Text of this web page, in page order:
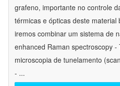
grafeno, importante no controle
térmicas e ópticas deste material
iremos combinar um sistema de
enhanced Raman spectroscopy
microscopia de tunelamento
- ...